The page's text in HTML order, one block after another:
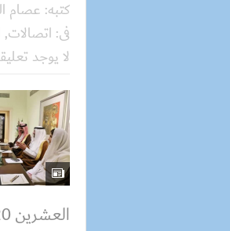
كتبه: عصام
فى: اتصالات,
لا يوجد
العشرين G20، التى تستضيفها الهند. وأوضح...